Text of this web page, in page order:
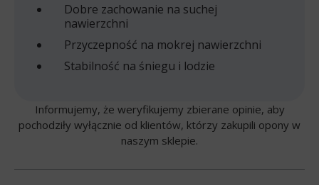
Dobre zachowanie na suchej
nawierzchni
Przyczepność na mokrej nawierzchni
Stabilność na śniegu i lodzie
Informujemy, że weryfikujemy zbierane opinie, aby
pochodziły wyłącznie od klientów, którzy zakupili opony w
naszym sklepie.